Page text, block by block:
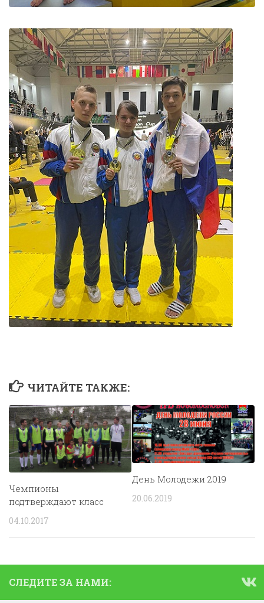
ЧИТАЙТЕ ТАКЖЕ:
Чемпионы
подтверждают класс
04.10.2017
День Молодежи 2019
20.06.2019
СЛЕДИТЕ ЗА НАМИ: